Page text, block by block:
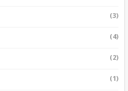
(3)
(4)
(2)
(1)